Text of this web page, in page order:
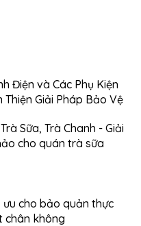
Điện và Các Phụ Kiện
Thiện Giải Pháp Bảo Vệ
Sữa, Trà Chanh - Giải
cho quán trà sữa
ưu cho bảo quản thực
chân không